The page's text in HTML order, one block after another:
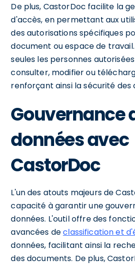
De plus, CastorDoc facilite la
d'accès, en permettant aux
des autorisations spécifiques
document ou espace de
seules les personnes
consulter, modifier ou
renforçant ainsi la sécurité des
Gouvernance
données avec
CastorDoc
L'un des atouts majeurs de
capacité à garantir une
données. L'outil offre des
avancées declassification et
données, facilitant ainsi la
des documents. De plus,